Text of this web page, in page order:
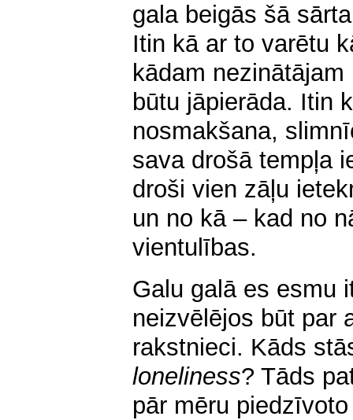
gala beigās šā
Itin kā ar to varētu
kādam
būtu jāpierāda. Itin
nosmakšana,
sava drošā tempļa
droši vien zāļu
un no kā – kad no
vientulības.
Galu galā es esmu
neizvēlējos būt par
rakstnieci. Kāds
loneliness? Tāds
pār mēru